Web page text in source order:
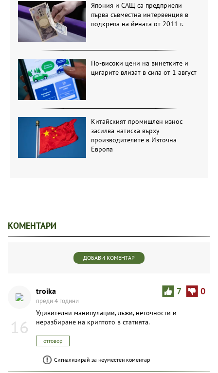
Япония и САЩ са предприели
първа съвместна интервенция в
подкрепа на йената от 2011 г.
По-високи цени на винетките и
цигарите влизат в сила от 1 август
Китайският промишлен износ
засилва натиска върху
производителите в Източна
Европа
КОМЕНТАРИ
ДОБАВИ КОМЕНТАР
16
7 0
troika
преди 4 години
Удивителни манипулации, лъжи, неточности и
неразбиране на криптото в статията.
отговор
Сигнализирай за неуместен коментар